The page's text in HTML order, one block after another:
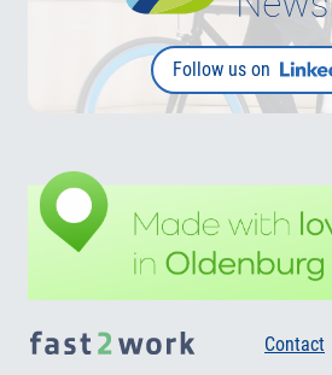
Follow us on
Contact